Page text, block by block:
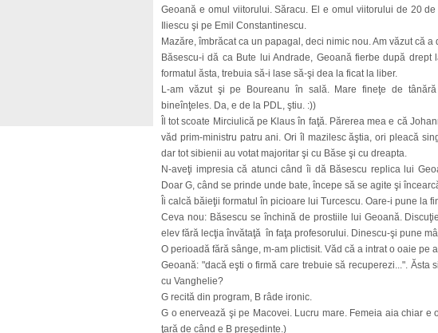
Geoană e omul viitorului. Săracu. El e omul viitorului de 20
Iliescu şi pe Emil Constantinescu.
Mazăre, îmbrăcat ca un papagal, deci nimic nou. Am văzut că
Băsescu-i dă ca Bute lui Andrade, Geoană fierbe după
formatul ăsta, trebuia să-i lase să-şi dea la ficat la liber.
L-am văzut şi pe Boureanu în sală. Mare fineţe de
bineînţeles. Da, e de la PDL, ştiu. :))
Îl tot scoate Mirciulică pe Klaus în faţă. Părerea mea e că
văd prim-ministru patru ani. Ori îl mazilesc ăştia, ori pleacă
dar tot sibienii au votat majoritar şi cu Băse şi cu dreapta.
N-aveţi impresia că atunci când îi dă Băsescu replica lui
Doar G, când se prinde unde bate, începe să se agite şi
Îi calcă băieţii formatul în picioare lui Turcescu. Oare-i pune la
Ceva nou: Băsescu se închină de prostiile lui Geoană.
elev fără lecţia învătaţă în faţa profesorului. Dinescu-şi pune
O perioadă fără sânge, m-am plictisit. Văd că a intrat o oaie pe
Geoană: "dacă eşti o firmă care trebuie să recuperezi...". Ăsta
cu Vanghelie?
G recită din program, B râde ironic.
G o enervează şi pe Macovei. Lucru mare. Femeia aia chiar e
ţară de când e B preşedinte.)